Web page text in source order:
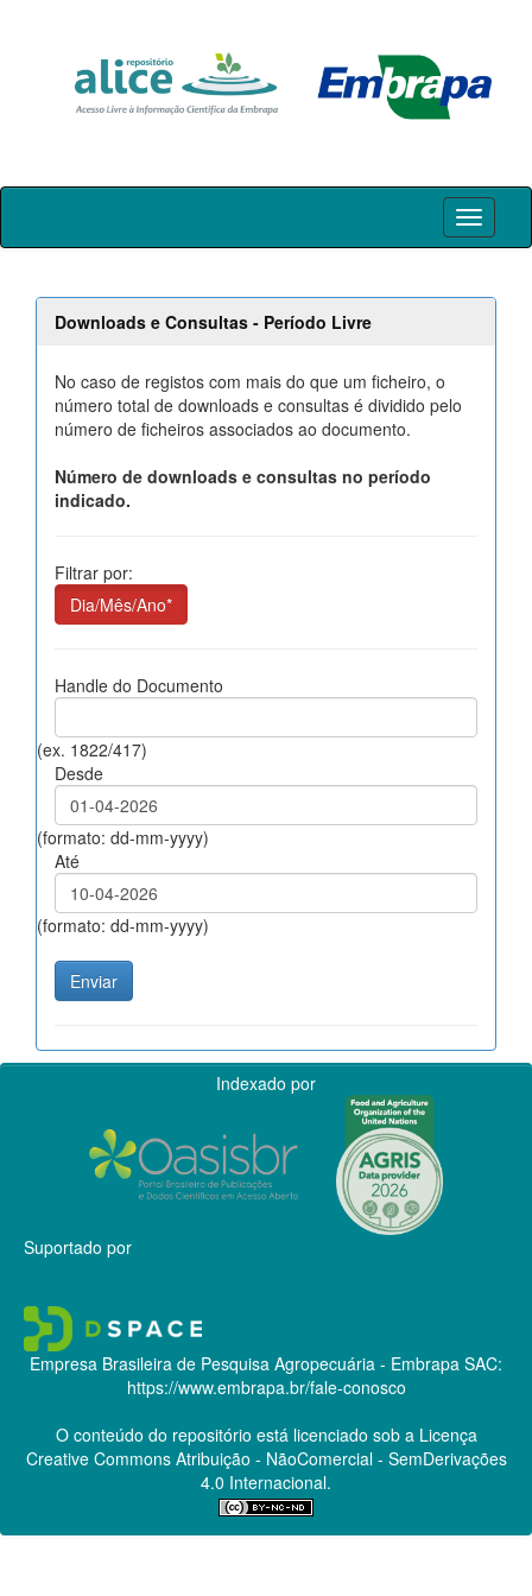
Skip
Downloads e Consultas - Período Livre
No caso de registos com mais do que um ficheiro, o
número total de downloads e consultas é dividido pelo
número de ficheiros associados ao documento.
Número de downloads e consultas no período
indicado.
Filtrar por:
Dia/Mês/Ano*
Handle do Documento
(ex. 1822/417)
Desde
(formato: dd-mm-yyyy)
Até
(formato: dd-mm-yyyy)
Indexado por
Suportado por
Empresa Brasileira de Pesquisa Agropecuária - Embrapa SAC:
https://www.embrapa.br/fale-conosco
O conteúdo do repositório está licenciado sob a Licença
Creative CommonsAtribuição - NãoComercial - SemDerivações
4.0 Internacional.